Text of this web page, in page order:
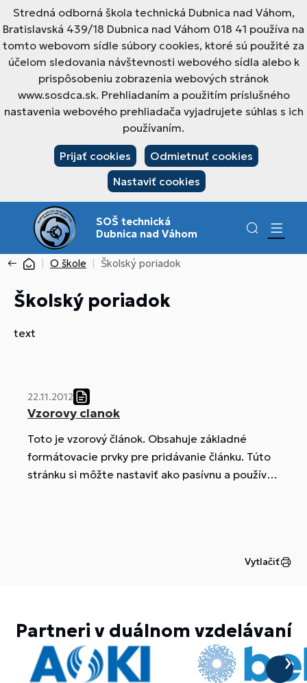
Stredná odborná škola technická Dubnica nad Váhom,
Bratislavská 439/18 Dubnica nad Váhom 018 41 používa na
tomto webovom sídle súbory cookies, ktoré sú použité za
účelom sledovania návštevnosti webového sídla alebo k
prispôsobeniu zobrazenia webových stránok
www.sosdca.sk. Prehliadaním a použitím príslušného
nastavenia webového prehliadača vyjadrujete súhlas s ich
používaním.
Prijať cookies
Odmietnuť cookies
Nastaviť cookies
SOŠ technická
Dubnica nad Váhom
O škole Školský poriadok
Školský poriadok
text
22.11.2012
Vzorovy clanok
Toto je vzorový článok. Obsahuje základné
formátovacie prvky pre pridávanie článku. Túto
stránku si môžte nastaviť ako pasívnu a používať
varius quis mi. Curabitur non dui risus, ut iaculis
Vytlačiť
Partneri v duálnom vzdelávaní